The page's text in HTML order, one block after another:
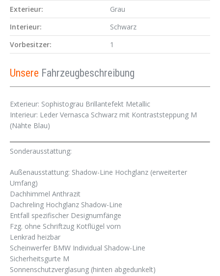
Exterieur:
Grau
Interieur:
Schwarz
Vorbesitzer:
1
Unsere Fahrzeugbeschreibung
Exterieur: Sophistograu Brillantefekt Metallic
Interieur: Leder Vernasca Schwarz mit Kontraststeppung M
(Nähte Blau)
Sonderausstattung:
Außenausstattung: Shadow-Line Hochglanz (erweiterter
Umfang)
Dachhimmel Anthrazit
Dachreling Hochglanz Shadow-Line
Entfall spezifischer Designumfänge
Fzg. ohne Schriftzug Kotflügel vorn
Lenkrad heizbar
Scheinwerfer BMW Individual Shadow-Line
Sicherheitsgurte M
Sonnenschutzverglasung (hinten abgedunkelt)